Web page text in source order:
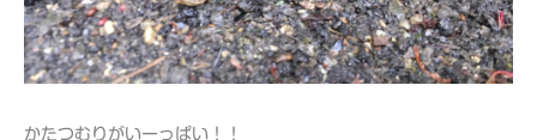
かたつむりがいーっぱい！！